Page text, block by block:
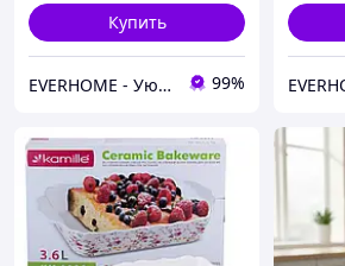
Купить
EVERHOME - Уют для дома 99%